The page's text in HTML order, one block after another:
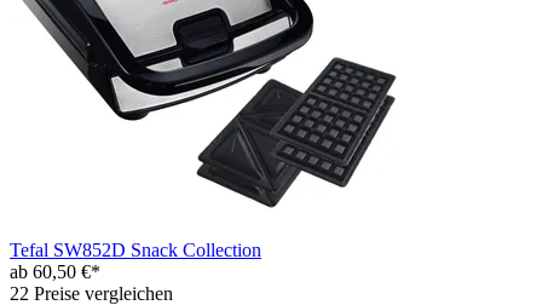
Tefal SW852D Snack Collection
ab 60,50 €*
22 Preise vergleichen